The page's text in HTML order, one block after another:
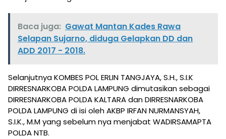
Baca juga: Gawat Mantan Kades Rawa
Selapan Sujarno, diduga Gelapkan DD dan
ADD 2017 - 2018.
Selanjutnya KOMBES POL ERLIN TANGJAYA, S.H., S.I.K
DIRRESNARKOBA POLDA LAMPUNG dimutasikan sebagai
DIRRESNARKOBA POLDA KALTARA dan DIRRESNARKOBA
POLDA LAMPUNG di isi oleh AKBP IRFAN NURMANSYAH,
S.I.K., M.M yang sebelum nya menjabat WADIRSAMAPTA
POLDA NTB.